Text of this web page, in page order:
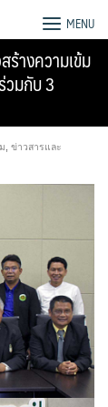
MENU
ร้างความเข้ม
วมกับ 3
ข่าวสารและ